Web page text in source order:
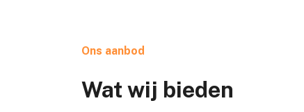
Ons aanbod
Wat wij bieden